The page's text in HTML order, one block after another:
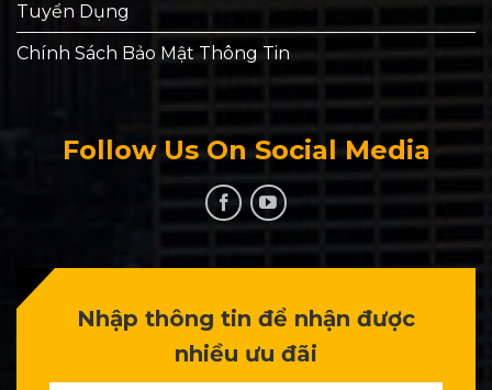
Tuyển Dụng
Chính Sách Bảo Mật Thông Tin
Follow Us On Social Media
Nhập thông tin để nhận được
nhiều ưu đãi